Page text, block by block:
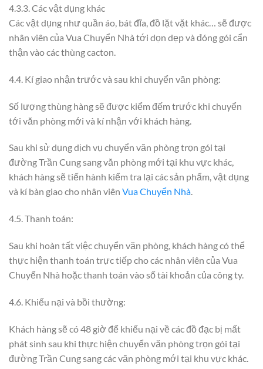
4.3.3. Các vật dụng khác
Các vật dụng như quần áo, bát đĩa, đồ lặt vặt khác… sẽ được
nhân viên của Vua Chuyển Nhà tới dọn dẹp và đóng gói cẩn
thận vào các thùng cacton.
4.4. Kí giao nhận trước và sau khi chuyển văn phòng:
Số lượng thùng hàng sẽ được kiểm đếm trước khi chuyển
tới văn phòng mới và kí nhận với khách hàng.
Sau khi sử dụng dịch vụ chuyển văn phòng trọn gói tại
đường Trần Cung sang văn phòng mới tại khu vực khác,
khách hàng sẽ tiến hành kiểm tra lại các sản phẩm, vật dụng
và kí bàn giao cho nhân viên Vua Chuyển Nhà.
4.5. Thanh toán:
Sau khi hoàn tất việc chuyển văn phòng, khách hàng có thể
thực hiện thanh toán trực tiếp cho các nhân viên của Vua
Chuyển Nhà hoặc thanh toán vào số tài khoản của công ty.
4.6. Khiếu nại và bồi thường:
Khách hàng sẽ có 48 giờ để khiếu nại về các đồ đạc bị mất
phát sinh sau khi thực hiện chuyển văn phòng trọn gói tại
đường Trần Cung sang các văn phòng mới tại khu vực khác.